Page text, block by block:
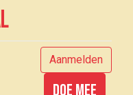
Aanmelden
Doe mee